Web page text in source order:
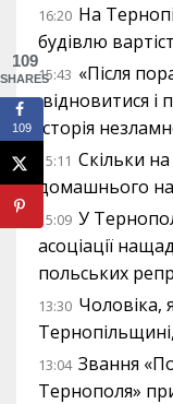
16:20 На
будівлю
15:43 «Після
відновитися і
історія
15:11 Скільки
домашнього
15:09 У
асоціації
польських
13:30 Чоловіка,
13:04 Звання
Тернополя»
109
SHARES
109